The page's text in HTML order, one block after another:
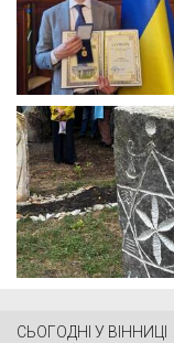
СЬОГОДНІ У ВІННИЦІ